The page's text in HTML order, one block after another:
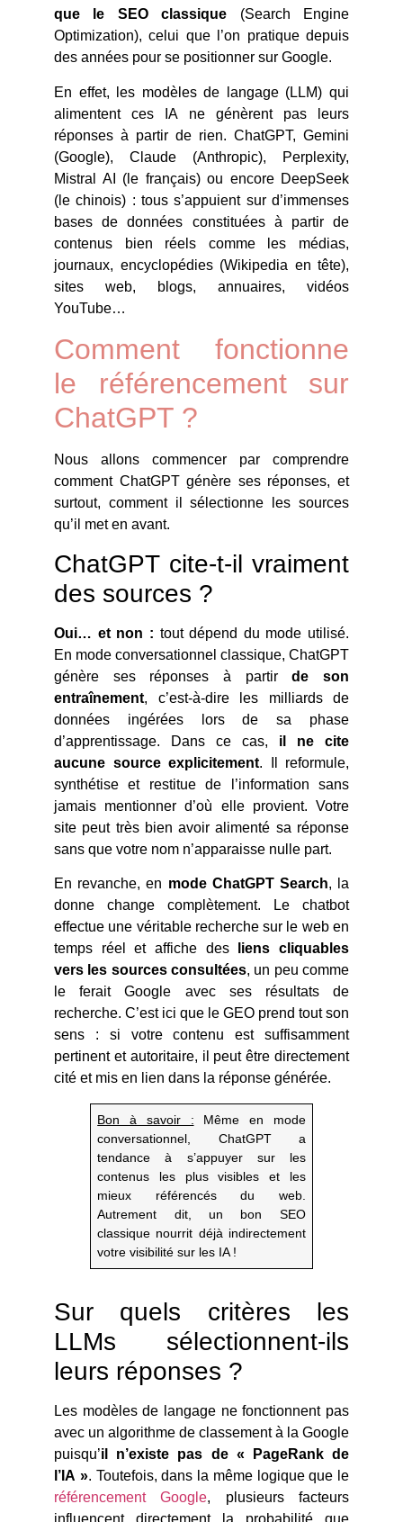
que le SEO classique (Search Engine
Optimization), celui que l’on pratique depuis
des années pour se positionner sur Google.
En effet, les modèles de langage (LLM) qui
alimentent ces IA ne génèrent pas leurs
réponses à partir de rien. ChatGPT, Gemini
(Google), Claude (Anthropic), Perplexity,
Mistral AI (le français) ou encore DeepSeek
(le chinois) : tous s’appuient sur d’immenses
bases de données constituées à partir de
contenus bien réels comme les médias,
journaux, encyclopédies (Wikipedia en tête),
sites web, blogs, annuaires, vidéos
YouTube…
Comment fonctionne
le référencement sur
ChatGPT ?
Nous allons commencer par comprendre
comment ChatGPT génère ses réponses, et
surtout, comment il sélectionne les sources
qu’il met en avant.
ChatGPT cite-t-il vraiment
des sources ?
Oui… et non : tout dépend du mode utilisé.
En mode conversationnel classique, ChatGPT
génère ses réponses à partirde son
entraînement, c’est-à-dire les milliards de
données ingérées lors de sa phase
d’apprentissage. Dans ce cas, il ne cite
aucune source explicitement. Il reformule,
synthétise et restitue de l’information sans
jamais mentionner d’où elle provient. Votre
site peut très bien avoir alimenté sa réponse
sans que votre nom n’apparaisse nulle part.
En revanche, en mode ChatGPT Search, la
donne change complètement. Le chatbot
effectue une véritable recherche sur le web en
temps réel et affiche desliens cliquables
vers les sources consultées, un peu comme
le ferait Google avec ses résultats de
recherche. C’est ici que le GEO prend tout son
sens : si votre contenu est suffisamment
pertinent et autoritaire, il peut être directement
cité et mis en lien dans la réponse générée.
Bon à savoir : Même en mode
conversationnel, ChatGPT a
tendance à s’appuyer sur les
contenus les plus visibles et les
mieux référencés du web.
Autrement dit, un bon SEO
classique nourrit déjà indirectement
votre visibilité sur les IA !
Sur quels critères les
LLMs sélectionnent-ils
leurs réponses ?
Les modèles de langage ne fonctionnent pas
avec un algorithme de classement à la Google
puisqu’il n’existe pas de « PageRank de
l’IA ». Toutefois, dans la même logique que le
référencement Google, plusieurs facteurs
influencent directement la probabilité que